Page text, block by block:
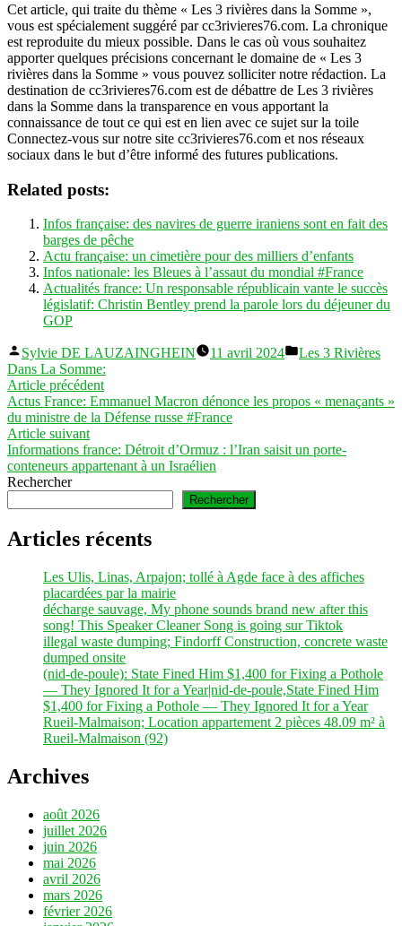
Cet article, qui traite du thème « Les 3 rivières dans la Somme »,
vous est spécialement suggéré par cc3rivieres76.com. La chronique
est reproduite du mieux possible. Dans le cas où vous souhaitez
apporter quelques précisions concernant le domaine de « Les 3
rivières dans la Somme » vous pouvez solliciter notre rédaction. La
destination de cc3rivieres76.com est de débattre de Les 3 rivières
dans la Somme dans la transparence en vous apportant la
connaissance de tout ce qui est en lien avec ce sujet sur la toile
Connectez-vous sur notre site cc3rivieres76.com et nos réseaux
sociaux dans le but d’être informé des futures publications.
Related posts:
Infos française: des navires de guerre iraniens sont en fait des
barges de pêche
Actu française: un cimetière pour des milliers d’enfants
Infos nationale: les Bleues à l’assaut du mondial #France
Actualités france: Un responsable républicain vante le succès
législatif: Christin Bentley prend la parole lors du déjeuner du
GOP
Publié
par
Sylvie DE LAUZAINGHEIN 11 avril 2024
Publié
Les 3 Rivières
Dans La Somme:
Navigation
de
l’article
Article précédentArticle
précédent :
Actus France: Emmanuel Macron dénonce les propos « menaçants »
du ministre de la Défense russe #France
Article suivantArticle
suivant :
Informations france: Détroit d’Ormuz : l’Iran saisit un porte-
conteneurs appartenant à un Israélien
Rechercher
Rechercher
Articles récents
Les Ulis, Linas, Arpajon; tollé à Agde face à des affiches
placardées par la mairie
décharge sauvage, My phone sounds brand new after this
song! This Speaker Cleaner Song is going sur Tiktok
illegal waste dumping; Findorff Construction, concrete waste
dumped onsite
(nid-de-poule): State Fined Him $1,400 for Fixing a Pothole
— They Ignored It for a Year|nid-de-poule,State Fined Him
$1,400 for Fixing a Pothole — They Ignored It for a Year
Rueil-Malmaison; Location appartement 2 pièces 48.09 m² à
Rueil-Malmaison (92)
Archives
août 2026
juillet 2026
juin 2026
mai 2026
avril 2026
mars 2026
février 2026